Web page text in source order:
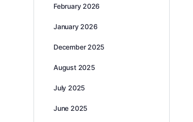
February 2026
January 2026
December 2025
August 2025
July 2025
June 2025